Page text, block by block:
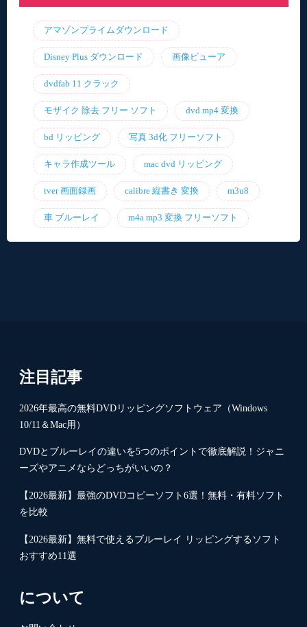
アマゾンプライムダウンロード
Disney Plus ダウンロード 画像ビューア
dvdfab 11 クラック
モザイク 除去 フリー ソフト dvd mp4 変換
bd リッピング 写真 3d化 フリーソフト
キャラ作成ツール mac dvd リッピング
tver 画面録画 calibre 縦書き 変換 m3u8
車 ブルーレイ m4a mp3 変換 フリーソフト
注目記事
2026年最高の無料DVDリッピングソフトウェア（Windows
10/11＆Mac用）
DVDとブルーレイの違いを5つのポイントで徹底解説！ジャニ
ーズやアニメならどっちがいいの？
【2026最新】最強のDVDコピーソフト6選！無料・有料ソフト
を比較
【2026最新】無料で使えるブルーレイ リッピングするソフト
おすすめ11選
について